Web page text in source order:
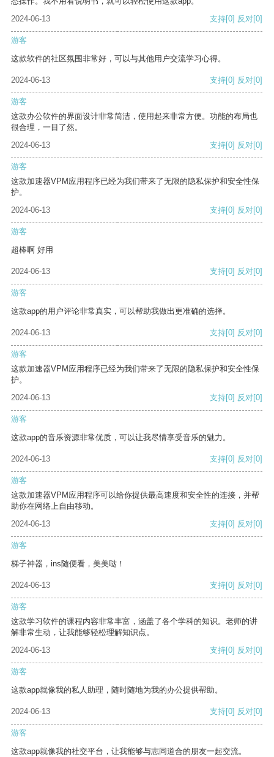
2024-06-13
支持[0] 反对[0]
游客
这款软件的社区氛围非常好，可以与其他用户交流学习心得。
2024-06-13 支持[0] 反对[0]
游客
这款办公软件的界面设计非常简洁，使用起来非常方便。功能的布局也
很合理，一目了然。
2024-06-13
支持[0] 反对[0]
游客
这款加速器VPM应用程序已经为我们带来了无限的隐私保护和安全性保
护。
2024-06-13
支持[0] 反对[0]
游客
超棒啊 好用
2024-06-13 支持[0] 反对[0]
游客
这款app的用户评论非常真实，可以帮助我做出更准确的选择。
2024-06-13 支持[0] 反对[0]
游客
这款加速器VPM应用程序已经为我们带来了无限的隐私保护和安全性保
护。
2024-06-13
支持[0] 反对[0]
游客
这款app的音乐资源非常优质，可以让我尽情享受音乐的魅力。
2024-06-13 支持[0] 反对[0]
游客
这款加速器VPM应用程序可以给你提供最高速度和安全性的连接，并帮
助你在网络上自由移动。
2024-06-13
支持[0] 反对[0]
游客
梯子神器，ins随便看，美美哒！
2024-06-13 支持[0] 反对[0]
游客
这款学习软件的课程内容非常丰富，涵盖了各个学科的知识。老师的讲
解非常生动，让我能够轻松理解知识点。
2024-06-13
支持[0] 反对[0]
游客
这款app就像我的私人助理，随时随地为我的办公提供帮助。
2024-06-13 支持[0] 反对[0]
游客
这款app就像我的社交平台，让我能够与志同道合的朋友一起交流。